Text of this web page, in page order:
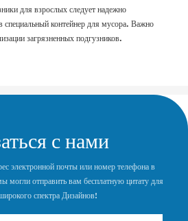
для взрослых следует надежно
специальный контейнер для мусора. Важно
загрязненных подгузников.
с нами
электронной почты или номер телефона в
могли отправить вам бесплатную цитату для
спектра Дизайнов!